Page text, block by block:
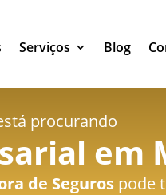
Serviços Blog
procurando
em
de Segurospode